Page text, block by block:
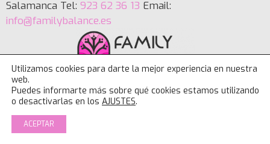
Salamanca Tel: 923 62 36 13 Email:
info@familybalance.es
NUESTROS SERVICIOS
Utilizamos cookies para darte la mejor experiencia en nuestra
web.
Puedes informarte más sobre qué cookies estamos utilizando
o desactivarlas en los AJUSTES.
ACEPTAR